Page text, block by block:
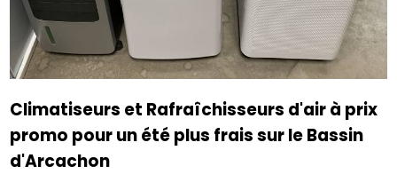
Climatiseurs et Rafraîchisseurs d'air à prix
promo pour un été plus frais sur le Bassin
d'Arcachon